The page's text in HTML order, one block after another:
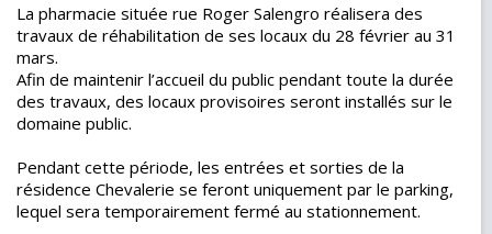
La pharmacie située rue Roger Salengro réalisera des
travaux de réhabilitation de ses locaux du 28 février au 31
mars.
Afin de maintenir l’accueil du public pendant toute la durée
des travaux, des locaux provisoires seront installés sur le
domaine public.
Pendant cette période, les entrées et sorties de la
résidence Chevalerie se feront uniquement par le parking,
lequel sera temporairement fermé au stationnement.